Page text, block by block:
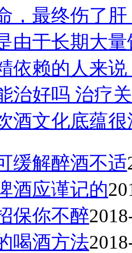
，最终伤了肝
由于长期大量
依赖的人来说
治好吗 治疗关
酒文化底蕴很
缓解醉酒不适
酒应谨记的
保你不醉
喝酒方法